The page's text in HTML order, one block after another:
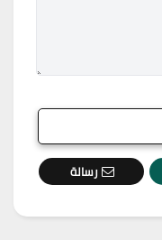
رسالة